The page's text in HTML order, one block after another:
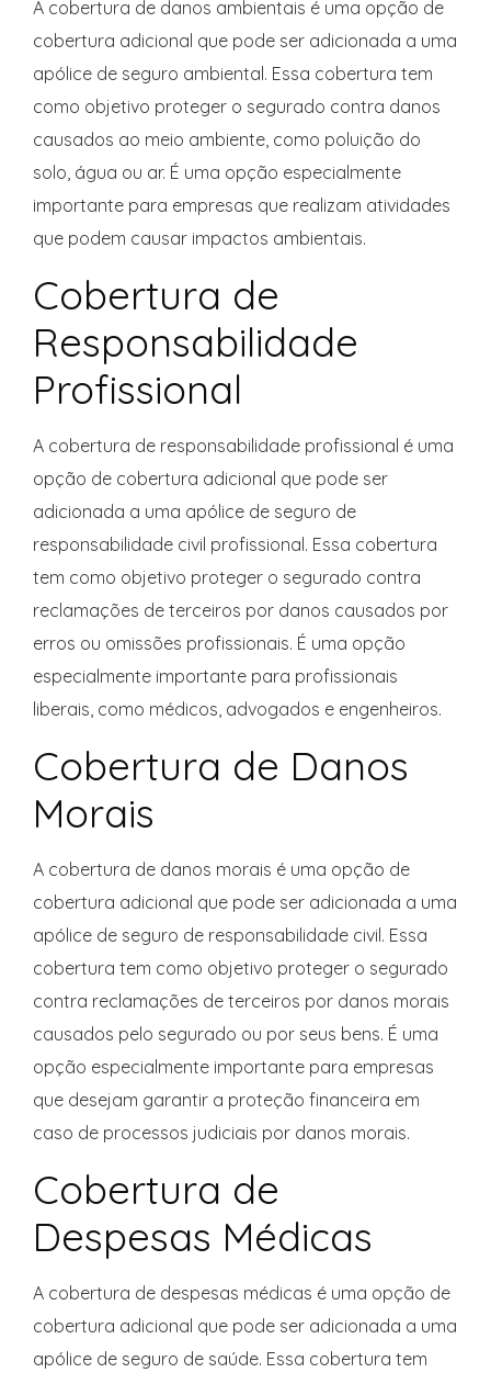
A cobertura de danos ambientais é uma opção de
cobertura adicional que pode ser adicionada a uma
apólice de seguro ambiental. Essa cobertura tem
como objetivo proteger o segurado contra danos
causados ao meio ambiente, como poluição do
solo, água ou ar. É uma opção especialmente
importante para empresas que realizam atividades
que podem causar impactos ambientais.
Cobertura de
Responsabilidade
Profissional
A cobertura de responsabilidade profissional é uma
opção de cobertura adicional que pode ser
adicionada a uma apólice de seguro de
responsabilidade civil profissional. Essa cobertura
tem como objetivo proteger o segurado contra
reclamações de terceiros por danos causados por
erros ou omissões profissionais. É uma opção
especialmente importante para profissionais
liberais, como médicos, advogados e engenheiros.
Cobertura de Danos
Morais
A cobertura de danos morais é uma opção de
cobertura adicional que pode ser adicionada a uma
apólice de seguro de responsabilidade civil. Essa
cobertura tem como objetivo proteger o segurado
contra reclamações de terceiros por danos morais
causados pelo segurado ou por seus bens. É uma
opção especialmente importante para empresas
que desejam garantir a proteção financeira em
caso de processos judiciais por danos morais.
Cobertura de
Despesas Médicas
A cobertura de despesas médicas é uma opção de
cobertura adicional que pode ser adicionada a uma
apólice de seguro de saúde. Essa cobertura tem